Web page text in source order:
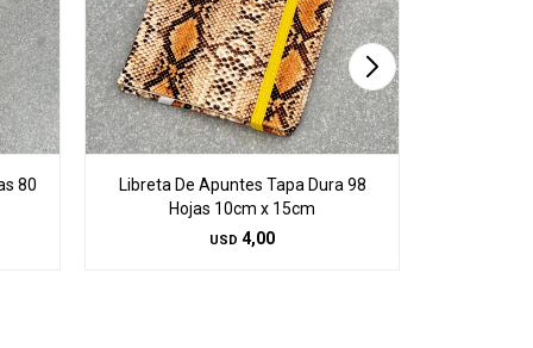
80
Libreta De Apuntes Tapa Dura 98
Hojas 10cm x 15cm
USD 4,00